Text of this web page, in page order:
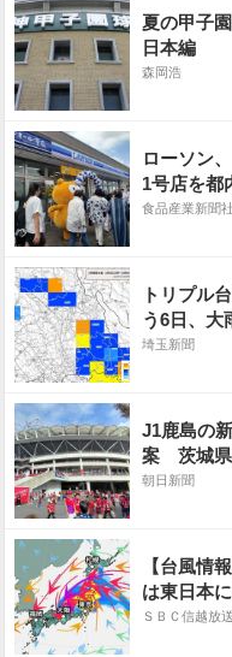
夏の甲子
日本編
森岡浩
ローソン
1号店を都
食品産業新聞
トリプル
う6日、
圏、台風
埼玉新聞
J1鹿島の
案 茨城県
朝日新聞
【台風情
は東日本
勢力は?【
ョン画像
ＳＢＣ信越放送